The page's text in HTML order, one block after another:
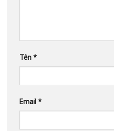
Tên *
Email *